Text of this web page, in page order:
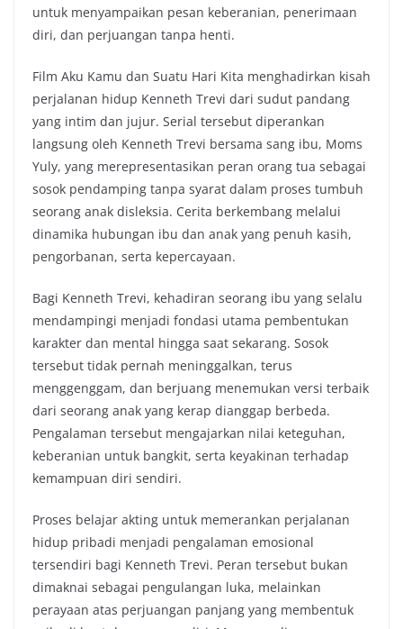
untuk menyampaikan pesan keberanian, penerimaan
diri, dan perjuangan tanpa henti.
Film Aku Kamu dan Suatu Hari Kita menghadirkan kisah
perjalanan hidup Kenneth Trevi dari sudut pandang
yang intim dan jujur. Serial tersebut diperankan
langsung oleh Kenneth Trevi bersama sang ibu, Moms
Yuly, yang merepresentasikan peran orang tua sebagai
sosok pendamping tanpa syarat dalam proses tumbuh
seorang anak disleksia. Cerita berkembang melalui
dinamika hubungan ibu dan anak yang penuh kasih,
pengorbanan, serta kepercayaan.
Bagi Kenneth Trevi, kehadiran seorang ibu yang selalu
mendampingi menjadi fondasi utama pembentukan
karakter dan mental hingga saat sekarang. Sosok
tersebut tidak pernah meninggalkan, terus
menggenggam, dan berjuang menemukan versi terbaik
dari seorang anak yang kerap dianggap berbeda.
Pengalaman tersebut mengajarkan nilai keteguhan,
keberanian untuk bangkit, serta keyakinan terhadap
kemampuan diri sendiri.
Proses belajar akting untuk memerankan perjalanan
hidup pribadi menjadi pengalaman emosional
tersendiri bagi Kenneth Trevi. Peran tersebut bukan
dimaknai sebagai pengulangan luka, melainkan
perayaan atas perjuangan panjang yang membentuk